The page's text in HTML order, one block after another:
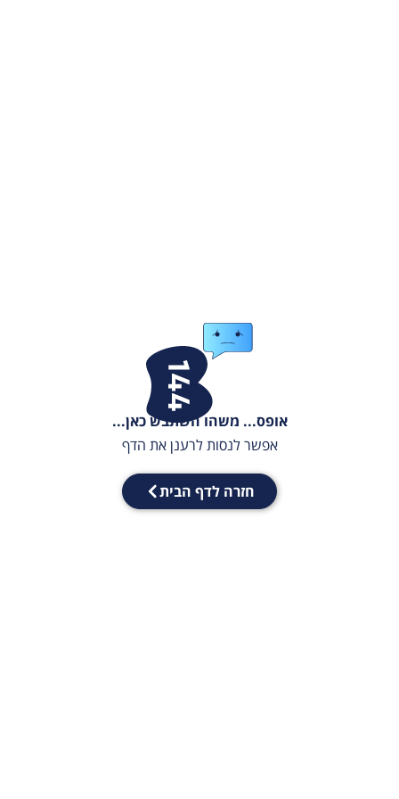
אופס... משהו השתבש כאן...
אפשר לנסות לרענן את הדף
חזרה לדף הבית